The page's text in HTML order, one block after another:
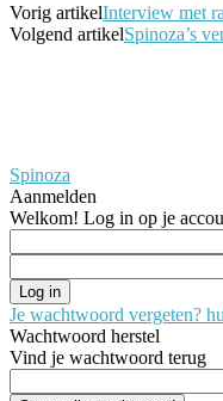
Vorig artikelInterview met
Volgend artikelSpinoza’s
Spinoza
Aanmelden
Welkom! Log in op je
Je wachtwoord vergeten?
Wachtwoord herstel
Vind je wachtwoord terug